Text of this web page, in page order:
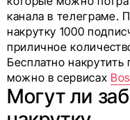
канала в телеграме.
накрутку 1000
приличное
Бесплатно
можно в сервисах
Могут ли